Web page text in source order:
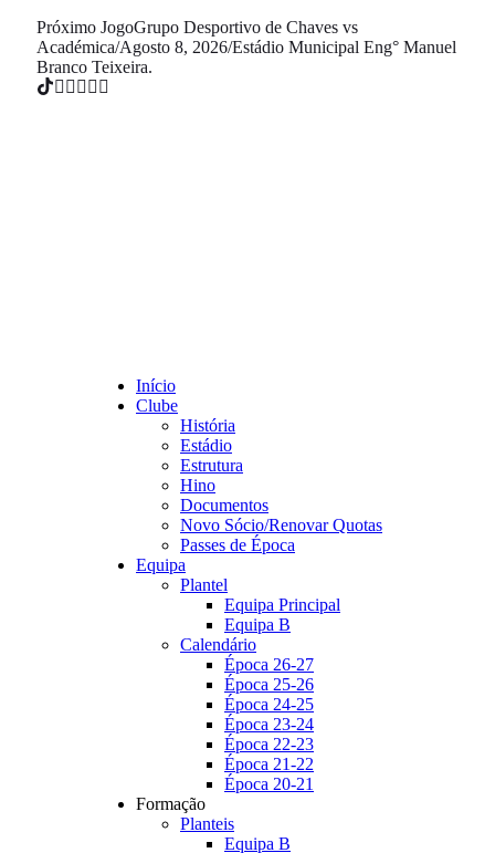
Próximo JogoGrupo Desportivo de Chaves vs
Académica/Agosto 8, 2026/Estádio Municipal Eng° Manuel
Branco Teixeira.
Início
Clube
História
Estádio
Estrutura
Hino
Documentos
Novo Sócio/Renovar Quotas
Passes de Época
Equipa
Plantel
Equipa Principal
Equipa B
Calendário
Época 26-27
Época 25-26
Época 24-25
Época 23-24
Época 22-23
Época 21-22
Época 20-21
Formação
Planteis
Equipa B